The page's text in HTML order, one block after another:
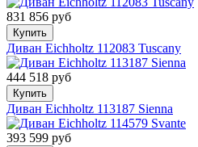
831 856 руб
Купить
Диван Eichholtz 112083 Tuscany
444 518 руб
Купить
Диван Eichholtz 113187 Sienna
393 599 руб